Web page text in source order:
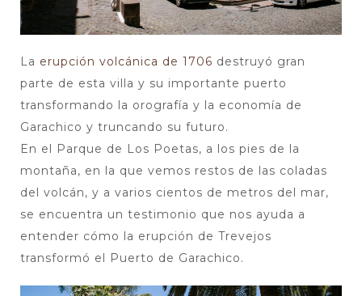
La erupción volcánica de 1706 destruyó gran
parte de esta villa y su importante puerto
transformando la orografía y la economía de
Garachico y truncando su futuro.
En el Parque de Los Poetas, a los pies de la
montaña, en la que vemos restos de las coladas
del volcán, y a varios cientos de metros del mar,
se encuentra un testimonio que nos ayuda a
entender cómo la erupción de Trevejos
transformó el Puerto de Garachico.